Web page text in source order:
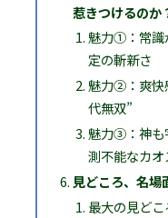
惹きつけるのか
魅力①：常識
定の斬新さ
魅力②：爽快
代無双”
魅力③：神も
測不能なカ
見どころ、名場
最大の見ど